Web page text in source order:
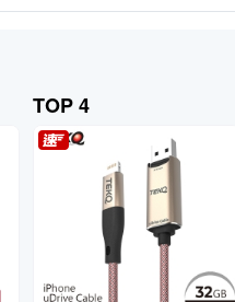
TOP 4